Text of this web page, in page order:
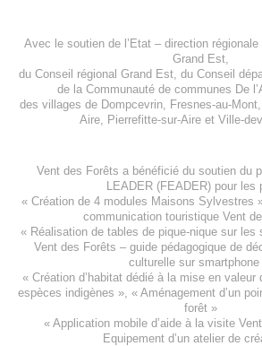
Avec le soutien de l’Etat – direction
Grand Est,
du Conseil régional Grand Est, du Conseil
de la Communauté de communes De
des villages de Dompcevrin Fresnes-au-Mont
Aire, Pierrefitte-sur-Aireet Ville-
Vent des Forêts a bénéficié du soutien du
LEADER (FEADER) pour les
« Création de 4 modules Maisons Sylvestres
communication touristique Vent
« Réalisation de tables de pique-nique sur les
Vent des Forêts – guide pédagogique de
culturelle sur smartphone
« Création d’habitat dédié à la mise en valeur
espèces indigènes », « Aménagement d’un
forêt»
« Application mobile d’aide à la visite
Equipement d’un atelier de